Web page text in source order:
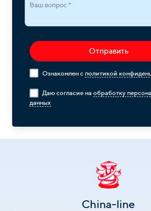
Ваш вопрос *
Отправить
Ознакомлен с политикой
Даю согласие на обработку
данных
China-line